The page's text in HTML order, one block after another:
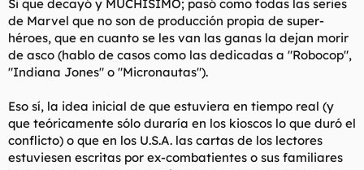
Si que decayó y MUCHÍSIMO; pasó como todas las series
de Marvel que no son de producción propia de super-
héroes, que en cuanto se les van las ganas la dejan morir
de asco (hablo de casos como las dedicadas a "Robocop",
"Indiana Jones" o "Micronautas").
Eso sí, la idea inicial de que estuviera en tiempo real (y
que teóricamente sólo duraría en los kioscos lo que duró el
conflicto) o que en los U.S.A. las cartas de los lectores
estuviesen escritas por ex-combatientes o sus familiares